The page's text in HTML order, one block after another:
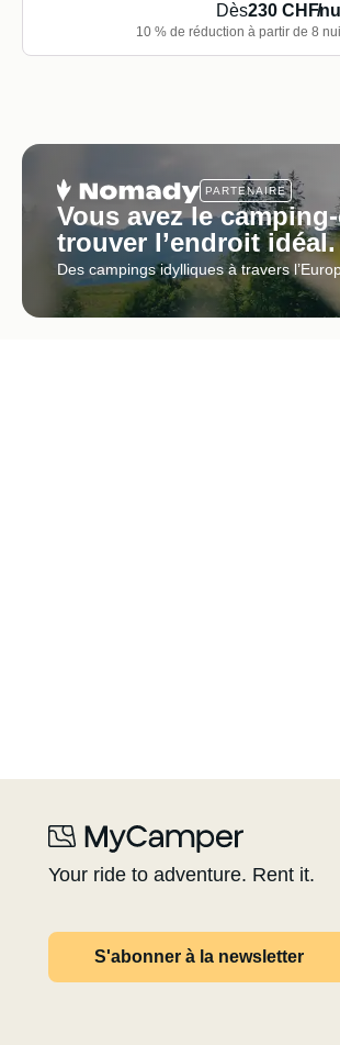
Dès230 CHF/
10 % de réduction à partir de 8
PARTENAIRE
Vous avez le
trouver l’endroit idéal.
Des campings idylliques à travers
Your ride to adventure. Rent it.
S'abonner à la newsletter